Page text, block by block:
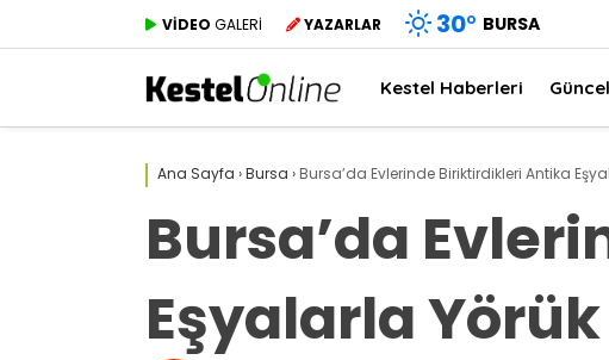
VİDEO GALERİ YAZARLAR 30° BURSA
Kestel Haberleri Güncel
Ana Sayfa ›Bursa › Bursa’da Evlerinde Biriktirdikleri Antika
Bursa’da
Eşyalarla